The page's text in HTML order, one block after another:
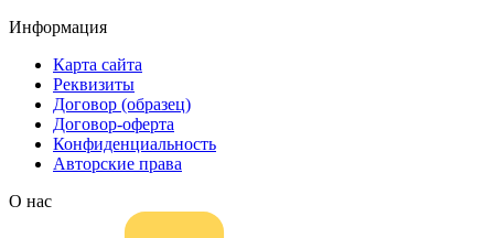
Информация
Карта сайта
Реквизиты
Договор (образец)
Договор-оферта
Конфиденциальность
Авторские права
О нас